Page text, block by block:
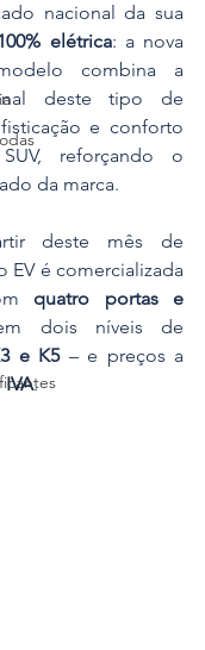
nacional da sua
elétrica
combina a
deste tipo de
e conforto
reforçando o
da marca.
deste mês de
EV é comercializada
quatro portas e
dois níveis de
e K5 – e preços a
IVA.